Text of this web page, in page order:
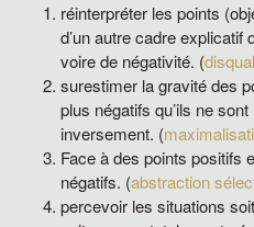
réinterpréter les points
d’un autre cadre explicatif
voire de négativité. (
surestimer la gravité des
plus négatifs qu’ils ne
inversement. (
Face à des points positifs
négatifs. (abstraction
percevoir les situations